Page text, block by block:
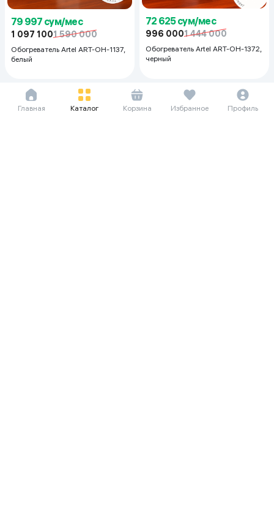
79 997 сум/мес
1 097 1001 590 000
Обогреватель Artel ART-OH-1137,
белый
72 625 сум/мес
996 0001 444 000
Обогреватель Artel ART-OH-1372,
черный
Главная Каталог Корзина Избранное Профиль